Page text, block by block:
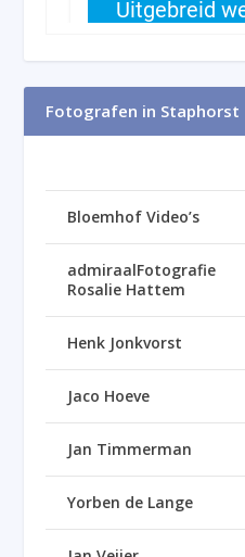
Fotografen in Staphorst
Bloemhof Video’s
admiraalFotografie
Rosalie Hattem
Henk Jonkvorst
Jaco Hoeve
Jan Timmerman
Yorben de Lange